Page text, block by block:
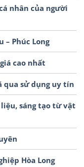
nhân của người
– Phúc Long
cao nhất
qua sử dụng uy tín
sáng tạo từ vật
Hòa Long